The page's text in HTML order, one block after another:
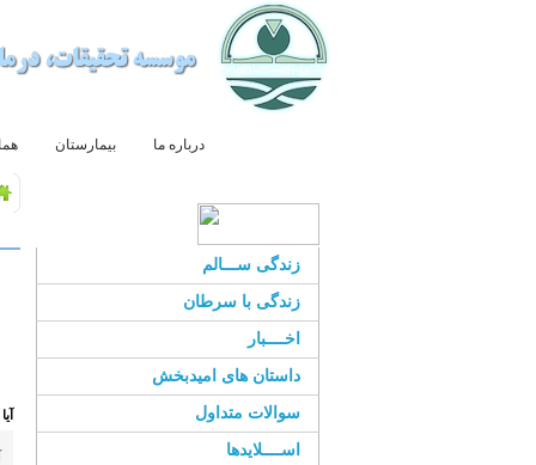
درباره ما بیمارستان
زندگی ســـالم
زندگی با سرطان
اخــــبار
داستان های امیدبخش
سوالات متداول
اســــلایدها